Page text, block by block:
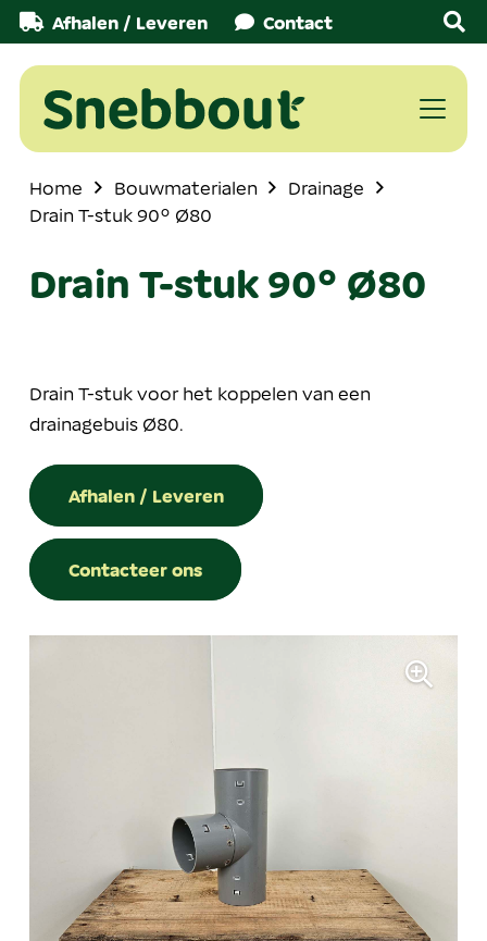
Afhalen / Leveren Contact
Home Bouwmaterialen
Drainage
Drain T-stuk 90° Ø80
Drain T-stuk 90° Ø80
Drain T-stuk voor het koppelen van een
drainagebuis Ø80.
Afhalen / Leveren
Contacteer ons